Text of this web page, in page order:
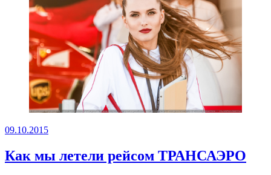
Опубликовано
09.10.2015
Как мы летели рейсом ТРАНСАЭРО